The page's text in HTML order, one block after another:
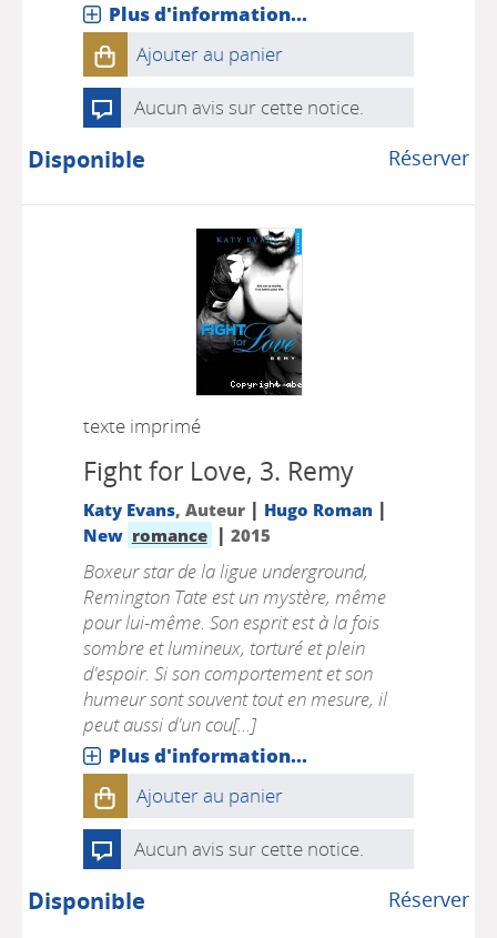
Plus d'information...
Ajouter au panier
Aucun avis sur cette notice.
Réserver
Disponible
texte imprimé
Fight for Love, 3. Remy
Katy Evans, Auteur | Hugo Roman |
New romance | 2015
Boxeur star de la ligue underground,
Remington Tate est un mystère, même
pour lui-même. Son esprit est à la fois
sombre et lumineux, torturé et plein
d'espoir. Si son comportement et son
humeur sont souvent tout en mesure, il
peut aussi d'un cou[...]
Plus d'information...
Ajouter au panier
Aucun avis sur cette notice.
Réserver
Disponible